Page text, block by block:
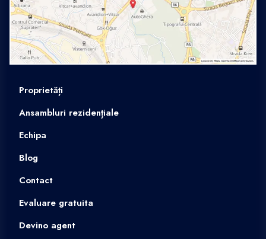
Proprietăți
Ansambluri rezidențiale
Echipa
Blog
Contact
Evaluare gratuita
Devino agent